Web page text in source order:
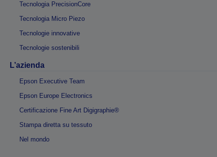
Tecnologia PrecisionCore
Tecnologia Micro Piezo
Tecnologie innovative
Tecnologie sostenibili
L’azienda
Epson Executive Team
Epson Europe Electronics
Certificazione Fine Art Digigraphie®
Stampa diretta su tessuto
Nel mondo